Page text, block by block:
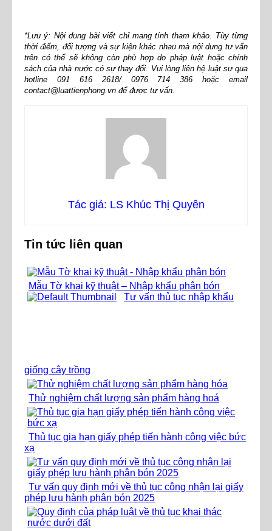
*Lưu ý: Nội dung bài viết chỉ mang tính tham khảo. Tùy từng
thời điểm, đối tượng và sự kiện khác nhau mà nội dung tư vấn
trên có thể sẽ không còn phù hợp do pháp luật hoặc chính
sách của nhà nước có sự thay đổi. Vui lòng liên hệ luật sư qua
hotline 091 616 2618/ 0976 714 386 hoặc email
contact@luattienphong.vn để được tư vấn.
Tác giả: LS Khúc Thị Quyên
Tin tức liên quan
Mẫu Tờ khai kỹ thuật – Nhập khẩu phân bón
Tư vấn thủ tục nhập khẩu
giống cây trồng
Thử nghiệm chất lượng sản phẩm hàng hoá
Thủ tục gia hạn giấy phép tiến hành công việc bức
xạ
Tư vấn quy định mới về thủ tục công nhận lại giấy
phép lưu hành phân bón 2025